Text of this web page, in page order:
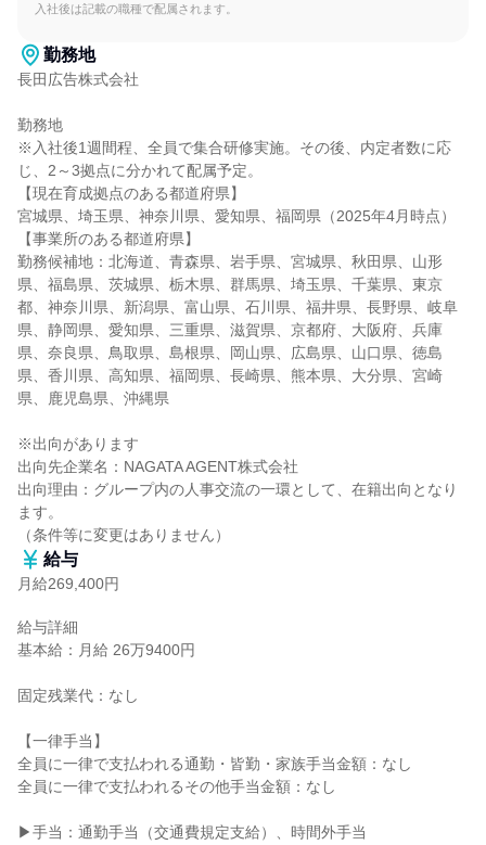
入社後は記載の職種で配属されます。
勤務地
長田広告株式会社
勤務地
※入社後1週間程、全員で集合研修実施。その後、内定者数に応
じ、2～3拠点に分かれて配属予定。
【現在育成拠点のある都道府県】
宮城県、埼玉県、神奈川県、愛知県、福岡県（2025年4月時点）
【事業所のある都道府県】
勤務候補地：北海道、青森県、岩手県、宮城県、秋田県、山形
県、福島県、茨城県、栃木県、群馬県、埼玉県、千葉県、東京
都、神奈川県、新潟県、富山県、石川県、福井県、長野県、岐阜
県、静岡県、愛知県、三重県、滋賀県、京都府、大阪府、兵庫
県、奈良県、鳥取県、島根県、岡山県、広島県、山口県、徳島
県、香川県、高知県、福岡県、長崎県、熊本県、大分県、宮崎
県、鹿児島県、沖縄県
※出向があります
出向先企業名：NAGATA AGENT株式会社
出向理由：グループ内の人事交流の一環として、在籍出向となり
ます。
（条件等に変更はありません）
給与
月給269,400円
給与詳細
基本給：月給 26万9400円
固定残業代：なし
【一律手当】
全員に一律で支払われる通勤・皆勤・家族手当金額：なし
全員に一律で支払われるその他手当金額：なし
▶手当：通勤手当（交通費規定支給）、時間外手当